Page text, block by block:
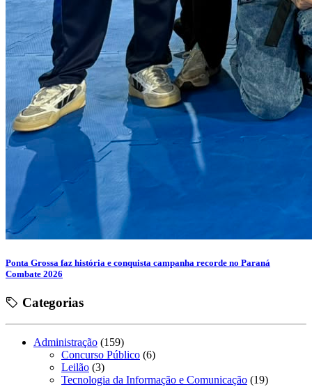
Ponta Grossa faz história e conquista campanha recorde no Paraná
Combate 2026
Categorias
Administração (159)
Concurso Público (6)
Leilão (3)
Tecnologia da Informação e Comunicação (19)